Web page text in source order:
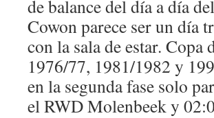
de balance del día a día
Cowon parece ser un día
con la sala de estar.
1976/77, 1981/1982 y
en la segunda fase solo
el RWD Molenbeek y